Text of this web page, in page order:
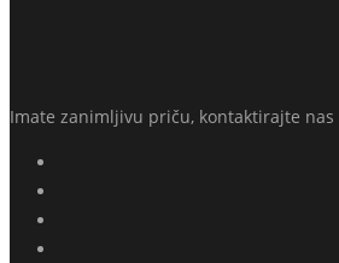
Imate zanimljivu priču, kontaktirajte nas